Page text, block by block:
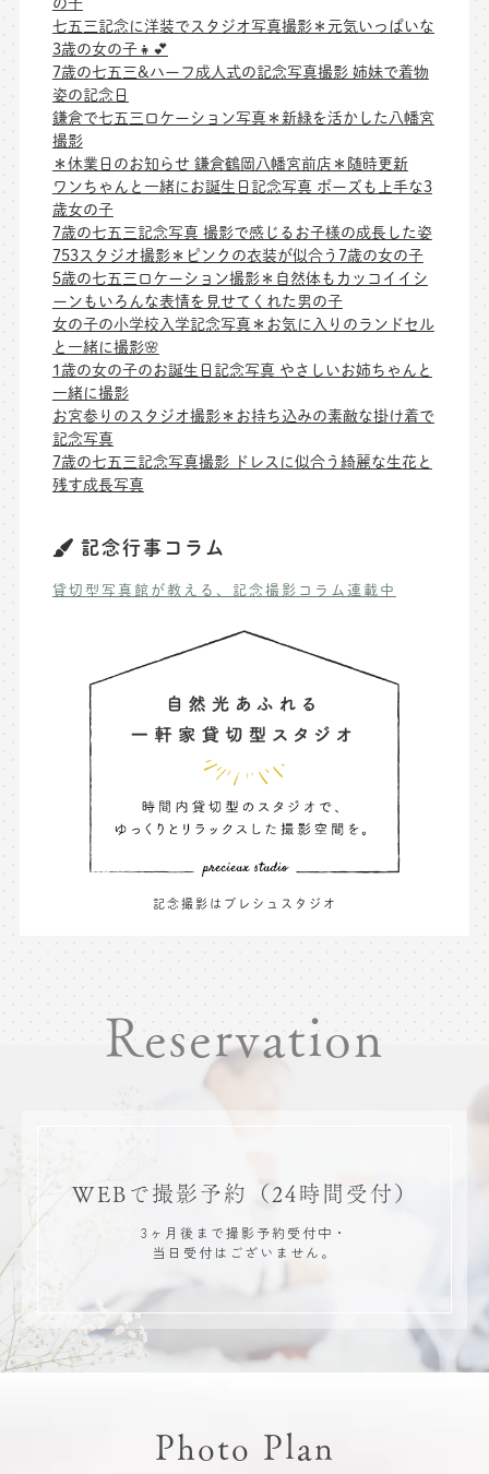
七五三記念に洋装でスタジオ写真撮影＊元気いっぱいな
3歳の女の子👧💕
7歳の七五三&ハーフ成人式の記念写真撮影 姉妹で着物
姿の記念日
鎌倉で七五三ロケーション写真＊新緑を活かした八幡宮
撮影
＊休業日のお知らせ 鎌倉鶴岡八幡宮前店＊随時更新
ワンちゃんと一緒にお誕生日記念写真 ポーズも上手な3
歳女の子
7歳の七五三記念写真 撮影で感じるお子様の成長した姿
753スタジオ撮影＊ピンクの衣装が似合う7歳の女の子
5歳の七五三ロケーション撮影＊自然体もカッコイイシ
ーンもいろんな表情を見せてくれた男の子
女の子の小学校入学記念写真＊お気に入りのランドセル
と一緒に撮影🌸
1歳の女の子のお誕生日記念写真 やさしいお姉ちゃんと
一緒に撮影
お宮参りのスタジオ撮影＊お持ち込みの素敵な掛け着で
記念写真
7歳の七五三記念写真撮影 ドレスに似合う綺麗な生花と
残す成長写真
記念行事コラム
貸切型写真館が教える、記念撮影コラム連載中
記念撮影はプレシュスタジオ
Reservation
WEBで撮影予約 （24時間受付）
3ヶ月後まで撮影予約受付中・
当日受付はございません。
Photo Plan